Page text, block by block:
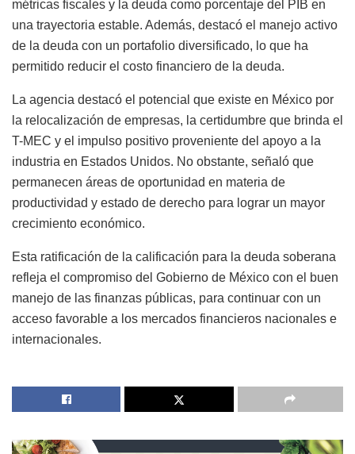
métricas fiscales y la deuda como porcentaje del PIB en
una trayectoria estable. Además, destacó el manejo activo
de la deuda con un portafolio diversificado, lo que ha
permitido reducir el costo financiero de la deuda.
La agencia destacó el potencial que existe en México por
la relocalización de empresas, la certidumbre que brinda el
T-MEC y el impulso positivo proveniente del apoyo a la
industria en Estados Unidos. No obstante, señaló que
permanecen áreas de oportunidad en materia de
productividad y estado de derecho para lograr un mayor
crecimiento económico.
Esta ratificación de la calificación para la deuda soberana
refleja el compromiso del Gobierno de México con el buen
manejo de las finanzas públicas, para continuar con un
acceso favorable a los mercados financieros nacionales e
internacionales.